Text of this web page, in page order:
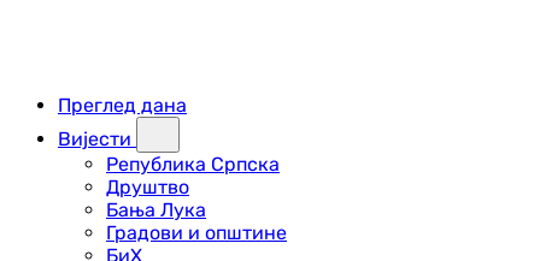
Преглед дана
Вијести
Република Српска
Друштво
Бања Лука
Градови и општине
БиХ